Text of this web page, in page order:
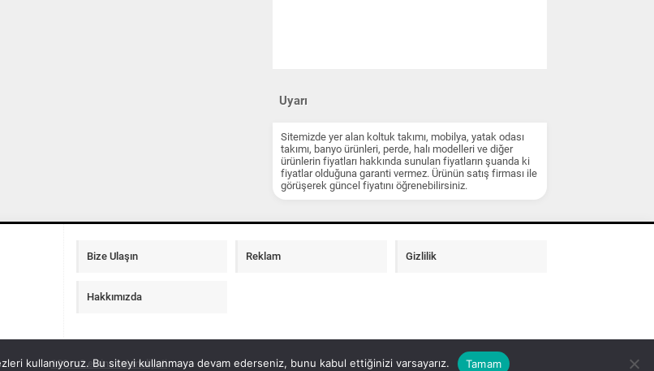
Uyarı
Sitemizde yer alan koltuk takımı, mobilya, yatak odası
takımı, banyo ürünleri, perde, halı modelleri ve diğer
ürünlerin fiyatları hakkında sunulan fiyatların şuanda ki
fiyatlar olduğuna garanti vermez. Ürünün satış firması ile
görüşerek güncel fiyatını öğrenebilirsiniz.
Bize Ulaşın Reklam Gizlilik
Hakkımızda
100 m2 ev insaat maliyeti
kullanıyoruz. Bu siteyi kullanmaya devam ederseniz, bunu kabul ettiğinizi varsayarız. Tamam